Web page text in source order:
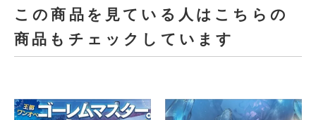
この商品を見ている人はこちらの
商品もチェックしています